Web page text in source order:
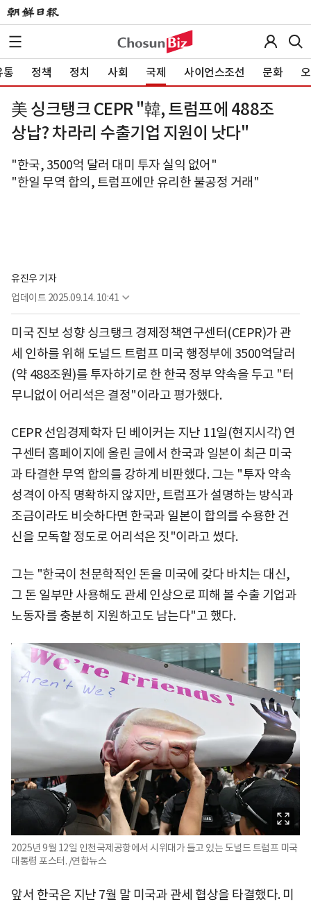
통 정책 정치 사회 국제 사이언스조선 문화
美 싱크탱크 CEPR "韓, 트럼프에 488조
상납? 차라리 수출기업 지원이 낫다"
"한국, 3500억 달러 대미 투자 실익 없어"
"한일 무역 합의, 트럼프에만 유리한 불공정 거래"
유진우 기자
업데이트 2025.09.14. 10:41
미국 진보 성향 싱크탱크 경제정책연구센터(CEPR)가 관
세 인하를 위해 도널드 트럼프 미국 행정부에 3500억달러
(약 488조원)를 투자하기로 한 한국 정부 약속을 두고 "터
무니없이 어리석은 결정"이라고 평가했다.
CEPR 선임경제학자 딘 베이커는 지난 11일(현지시각) 연
구센터 홈페이지에 올린 글에서 한국과 일본이 최근 미국
과 타결한 무역 합의를 강하게 비판했다. 그는 "투자 약속
성격이 아직 명확하지 않지만, 트럼프가 설명하는 방식과
조금이라도 비슷하다면 한국과 일본이 합의를 수용한 건
신을 모독할 정도로 어리석은 짓"이라고 썼다.
그는 "한국이 천문학적인 돈을 미국에 갖다 바치는 대신,
그 돈 일부만 사용해도 관세 인상으로 피해 볼 수출 기업과
노동자를 충분히 지원하고도 남는다"고 했다.
2025년 9월 12일 인천국제공항에서 시위대가 들고 있는 도널드 트럼프 미국
대통령 포스터. /연합뉴스
앞서 한국은 지난 7월 말 미국과 관세 협상을 타결했다. 미